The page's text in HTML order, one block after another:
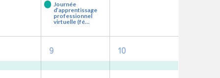
Journée
d’apprentissage
professionnel
virtuelle (fé…
1
événement,
9
1
événement,
10